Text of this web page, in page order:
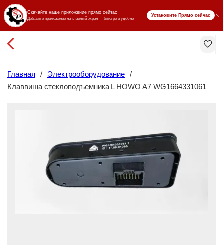
₸ KZT
Главная / Электрооборудование /
Клаввиша стеклоподъемника L HOWO A7 WG1664331061